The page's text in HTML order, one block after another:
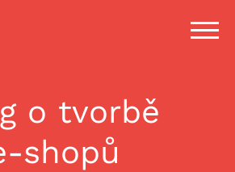
o tvorbě
shopů